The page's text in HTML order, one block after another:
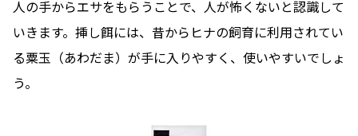
人の手からエサをもらうことで、人が怖くないと認識して
いきます。挿し餌には、昔からヒナの飼育に利用されてい
る粟玉（あわだま）が手に入りやすく、使いやすいでしょ
う。